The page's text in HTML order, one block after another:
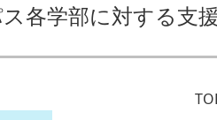
各学部に対する支